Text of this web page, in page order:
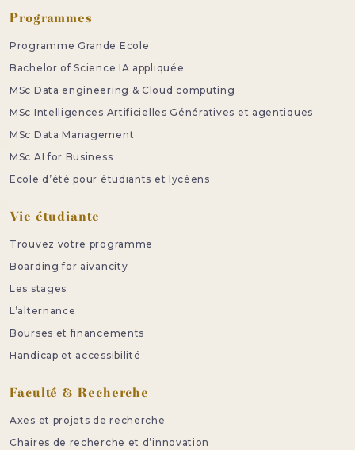
Programmes
Programme Grande Ecole
Bachelor of Science IA appliquée
MSc Data engineering & Cloud computing
MSc Intelligences Artificielles Génératives et agentiques
MSc Data Management
MSc AI for Business
Ecole d’été pour étudiants et lycéens
Vie étudiante
Trouvez votre programme
Boarding for aivancity
Les stages
L’alternance
Bourses et financements
Handicap et accessibilité
Faculté & Recherche
Axes et projets de recherche
Chaires de recherche et d’innovation